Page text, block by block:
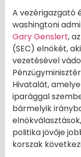
A vezérigazgató
washingtoni
Gary Genslert,
(SEC) elnökét,
vezetésével
Hivatalát,
iparággal
bármelyik
politika jövője
korszak